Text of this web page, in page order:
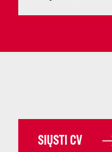
SIŲSTI CV